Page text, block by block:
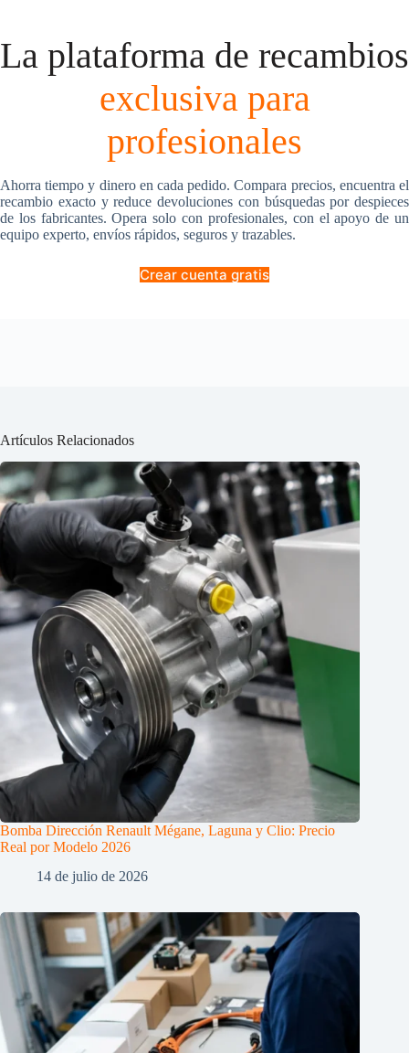
La plataforma de recambios
exclusiva para
profesionales
Ahorra tiempo y dinero en cada pedido. Compara precios, encuentra el
recambio exacto y reduce devoluciones con búsquedas por despieces
de los fabricantes. Opera solo con profesionales, con el apoyo de un
equipo experto, envíos rápidos, seguros y trazables.
Crear cuenta gratis
Artículos Relacionados
Bomba Dirección Renault Mégane, Laguna y Clio: Precio
Real por Modelo 2026
14 de julio de 2026